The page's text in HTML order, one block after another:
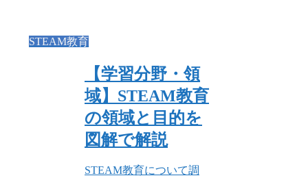
STEAM教育
【学習分野・領
域】STEAM教育
の領域と目的を
図解で解説
STEAM教育について調